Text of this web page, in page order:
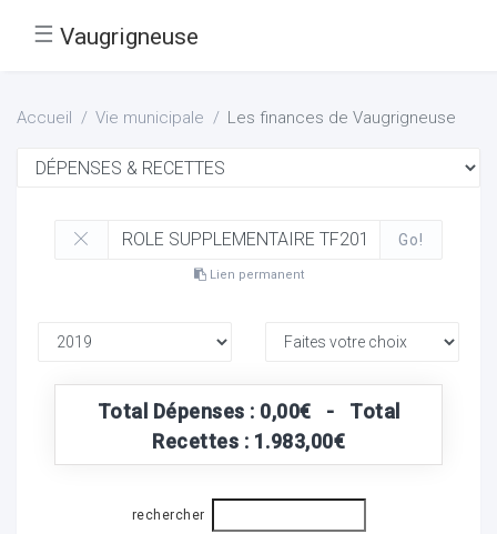
☰ Vaugrigneuse
Accueil Vie municipale Les finances de Vaugrigneuse
Go!
Lien permanent
Total Dépenses : 0,00€ - Total
Recettes : 1.983,00€
rechercher